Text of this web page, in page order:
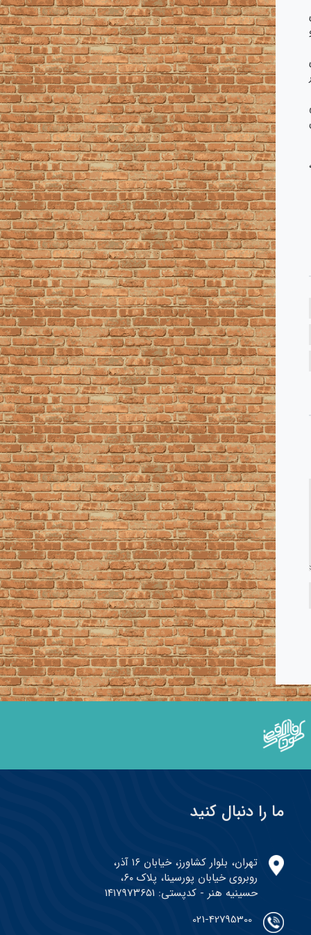
ما را دنبال کنید
تهران، بلوار کشاورز، خیابان ۱۶ آذر،
روبروی خیابان پورسینا، پلاک ۶۰،
حسینیه هنر - کدپستی: ۱۴۱۷۹۷۳۶۵۱
021-42795300